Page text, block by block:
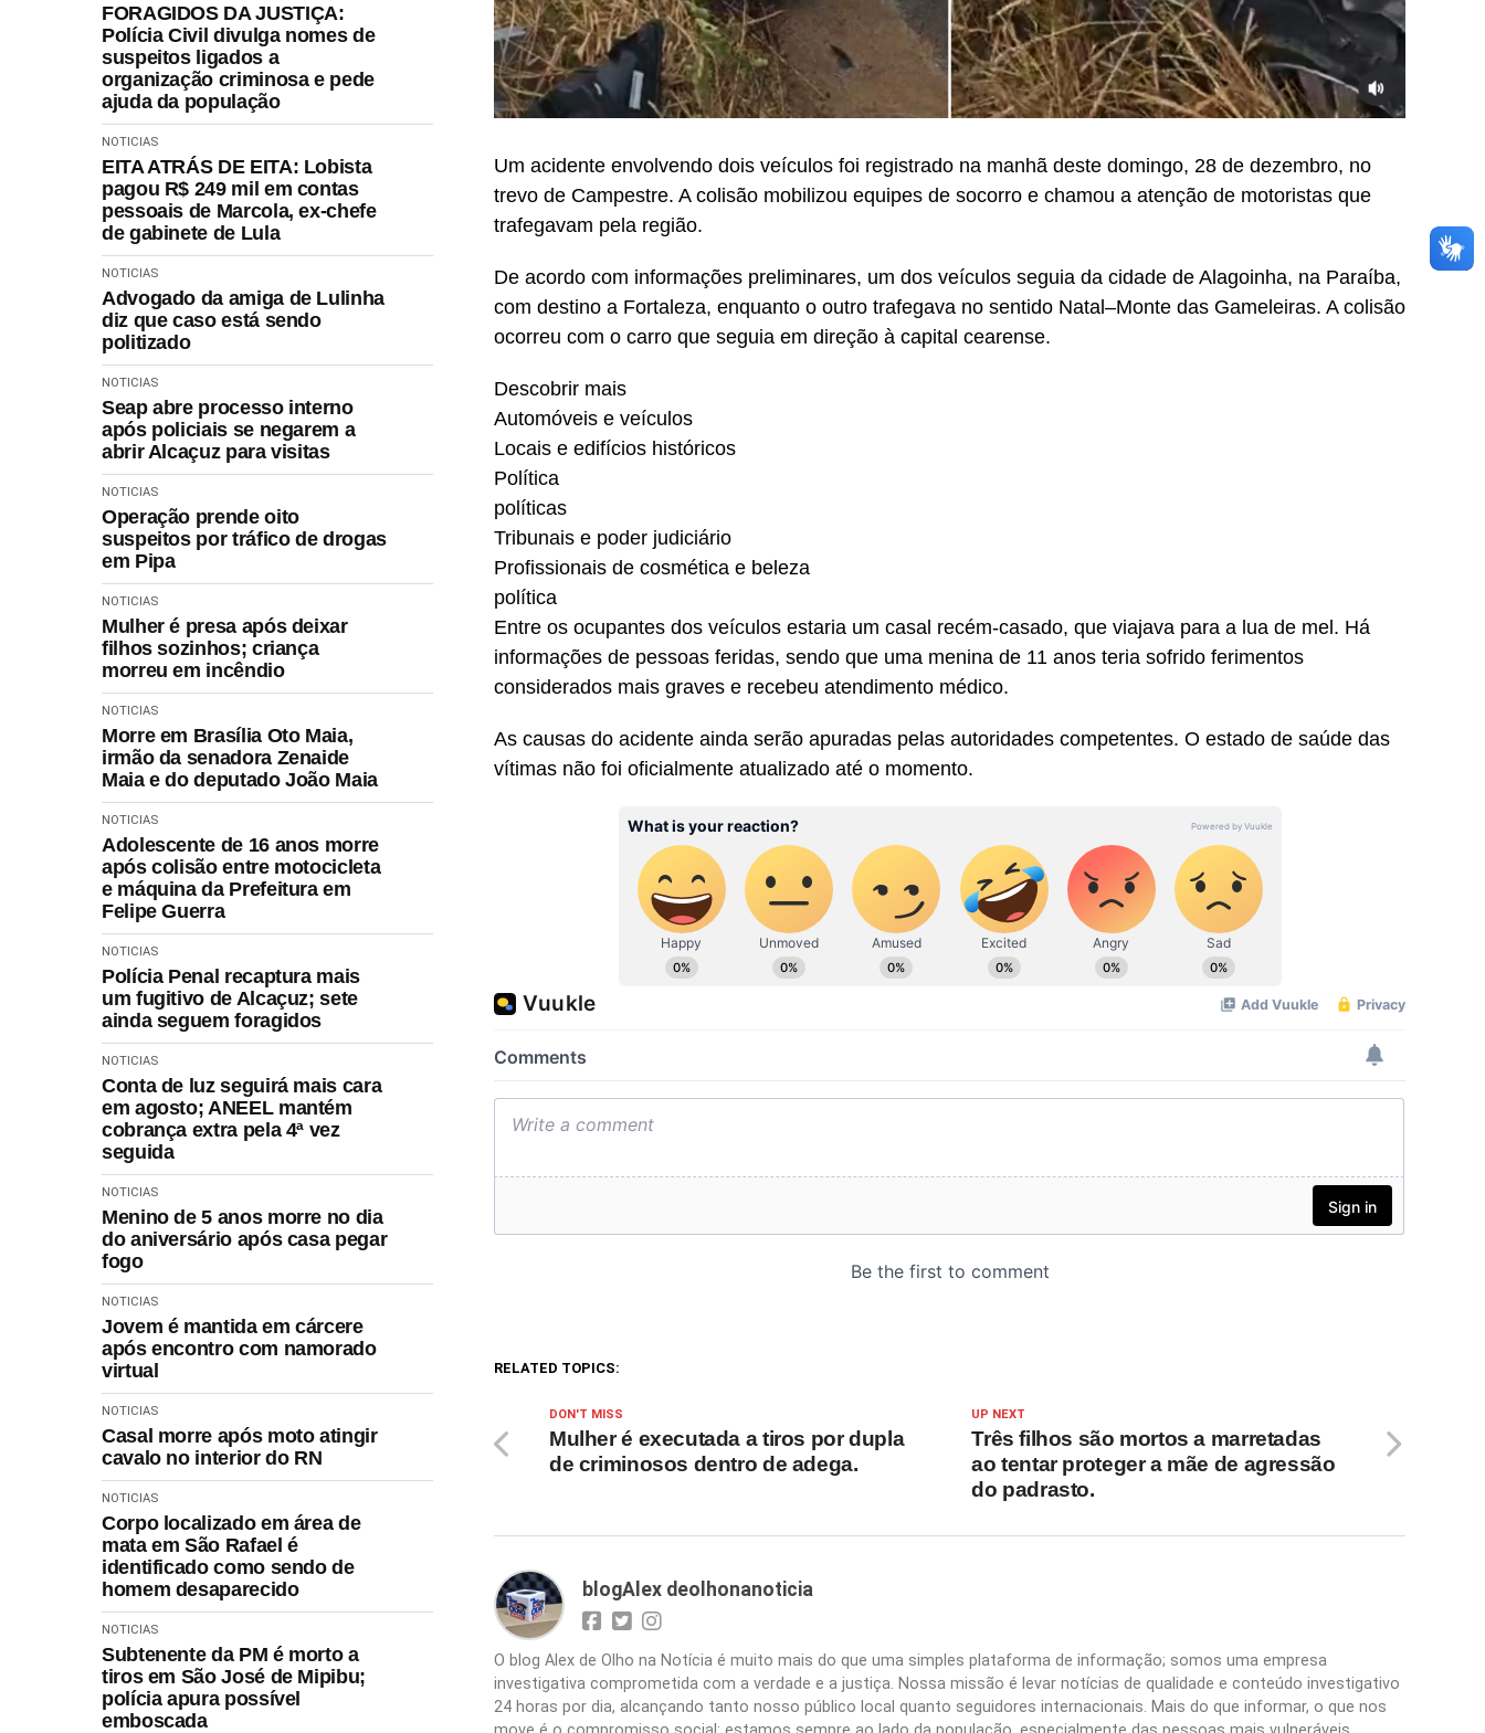
FORAGIDOS DA JUSTIÇA:
Polícia Civil divulga nomes de
suspeitos ligados a
organização criminosa e pede
ajuda da população
NOTICIAS
EITA ATRÁS DE EITA: Lobista
pagou R$ 249 mil em contas
pessoais de Marcola, ex-chefe
de gabinete de Lula
NOTICIAS
Advogado da amiga de Lulinha
diz que caso está sendo
politizado
NOTICIAS
Seap abre processo interno
após policiais se negarem a
abrir Alcaçuz para visitas
NOTICIAS
Operação prende oito
suspeitos por tráfico de drogas
em Pipa
NOTICIAS
Mulher é presa após deixar
filhos sozinhos; criança
morreu em incêndio
NOTICIAS
Morre em Brasília Oto Maia,
irmão da senadora Zenaide
Maia e do deputado João Maia
NOTICIAS
Adolescente de 16 anos morre
após colisão entre motocicleta
e máquina da Prefeitura em
Felipe Guerra
NOTICIAS
Polícia Penal recaptura mais
um fugitivo de Alcaçuz; sete
ainda seguem foragidos
NOTICIAS
Conta de luz seguirá mais cara
em agosto; ANEEL mantém
cobrança extra pela 4ª vez
seguida
NOTICIAS
Menino de 5 anos morre no dia
do aniversário após casa pegar
fogo
NOTICIAS
Jovem é mantida em cárcere
após encontro com namorado
virtual
NOTICIAS
Casal morre após moto atingir
cavalo no interior do RN
NOTICIAS
Corpo localizado em área de
mata em São Rafael é
identificado como sendo de
homem desaparecido
NOTICIAS
Subtenente da PM é morto a
tiros em São José de Mipibu;
polícia apura possível
emboscada
Um acidente envolvendo dois veículos foi registrado na manhã deste domingo, 28 de dezembro, no
trevo de Campestre. A colisão mobilizou equipes de socorro e chamou a atenção de motoristas que
trafegavam pela região.
De acordo com informações preliminares, um dos veículos seguia da cidade de Alagoinha, na Paraíba,
com destino a Fortaleza, enquanto o outro trafegava no sentido Natal–Monte das Gameleiras. A colisão
ocorreu com o carro que seguia em direção à capital cearense.
Descobrir mais
Automóveis e veículos
Locais e edifícios históricos
Política
políticas
Tribunais e poder judiciário
Profissionais de cosmética e beleza
política
Entre os ocupantes dos veículos estaria um casal recém-casado, que viajava para a lua de mel. Há
informações de pessoas feridas, sendo que uma menina de 11 anos teria sofrido ferimentos
considerados mais graves e recebeu atendimento médico.
As causas do acidente ainda serão apuradas pelas autoridades competentes. O estado de saúde das
vítimas não foi oficialmente atualizado até o momento.
RELATED TOPICS:
UP NEXT
Três filhos são mortos a marretadas
ao tentar proteger a mãe de agressão
do padrasto.
DON'T MISS
Mulher é executada a tiros por dupla
de criminosos dentro de adega.
blogAlex deolhonanoticia
O blog Alex de Olho na Notícia é muito mais do que uma simples plataforma de informação; somos uma empresa
investigativa comprometida com a verdade e a justiça. Nossa missão é levar notícias de qualidade e conteúdo investigativo
24 horas por dia, alcançando tanto nosso público local quanto seguidores internacionais. Mais do que informar, o que nos